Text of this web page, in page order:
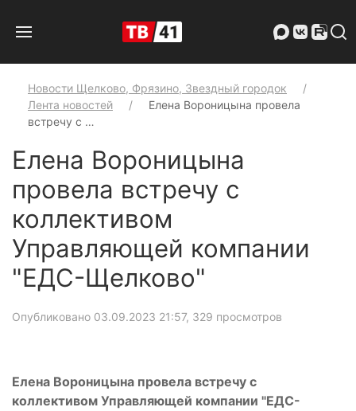
Новости Щелково, Фрязино, Звездный городок
Лента новостей
Елена Вороницына провела
встречу с …
Елена Вороницына
провела встречу с
коллективом
Управляющей компании
"ЕДС-Щелково"
Опубликовано 03.09.2023 21:57, 329 просмотров
Елена Вороницына провела встречу с
коллективом Управляющей компании "ЕДС-